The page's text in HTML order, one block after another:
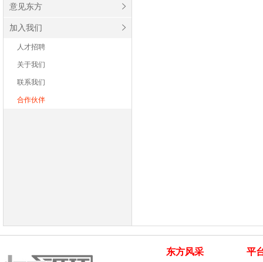
意见东方
加入我们
人才招聘
关于我们
联系我们
合作伙伴
东方风采 平